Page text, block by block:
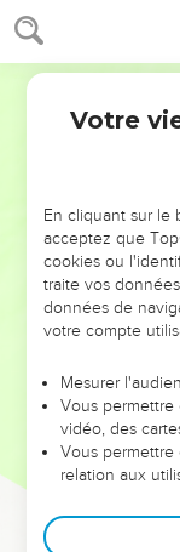
NE
ET SI LEURS
leur foi ou leur
et les saisons
Dans cette
clés pour avancer
Votre
En cliquant sur le
acceptez que
cookies ou
traite vos
données de
votre compte
Mesurer
Vous permettre
vidéo, des
Vous
relation aux